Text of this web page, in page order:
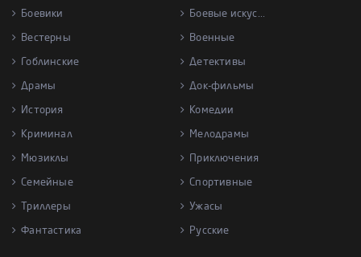
Боевики Боевые искус...
Вестерны Военные
Гоблинские Детективы
Драмы Док-фильмы
История Комедии
Криминал Мелодрамы
Мюзиклы Приключения
Семейные Спортивные
Триллеры Ужасы
Фантастика Русские